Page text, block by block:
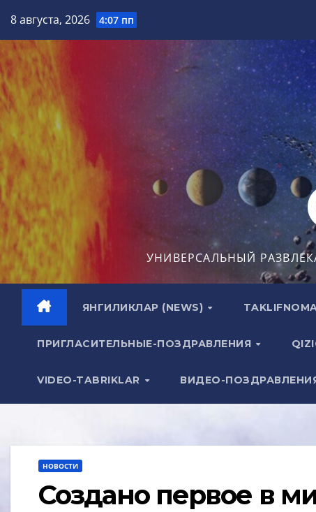
содержимому
8 августа, 2026 4:07 пп
УНИВЕРСАЛЬНЫЙ
ЯНГИЛИКЛАР (NEWS)
ПРИГЛАСИТЕЛЬНЫЕ-ПОЗДРАВЛЕНИЯ
VIDEO-TABRIKLAR ВИДЕО-
НОВОСТИ
Создано первое в